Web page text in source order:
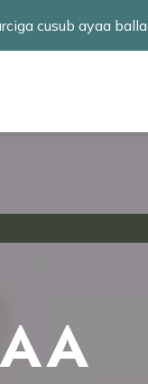
cusub ayaa